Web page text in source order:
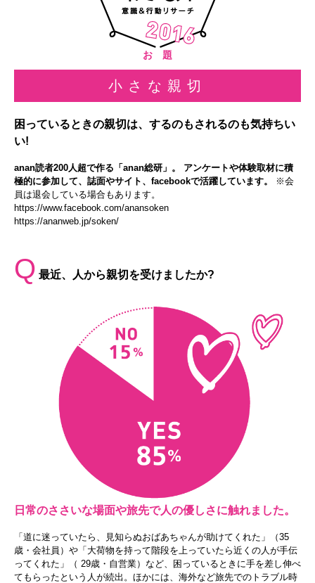
お 題
小さな親切
困っているときの親切は、するのもされるのも気持ちい
い!
anan読者200人超で作る「anan総研」。 アンケートや体験取材に積
極的に参加して、誌面やサイト、facebookで活躍しています。
※会
員は退会している場合もあります。
https://www.facebook.com/anansoken
https://ananweb.jp/soken/
Q 最近、人から親切を受けましたか?
日常のささいな場面や旅先で人の優しさに触れました。
「道に迷っていたら、見知らぬおばあちゃんが助けてくれた」（35
歳・会社員）や「大荷物を持って階段を上っていたら近くの人が手伝
ってくれた」（ 29歳・自営業）など、困っているときに手を差し伸べ
てもらったという人が続出。ほかには、海外など旅先でのトラブル時